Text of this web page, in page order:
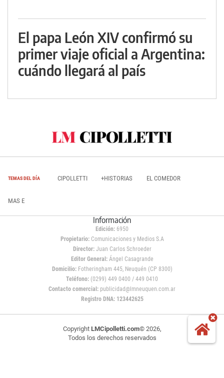
El papa León XIV confirmó su
primer viaje oficial a Argentina:
cuándo llegará al país
TEMAS DEL DÍA CIPOLLETTI +HISTORIAS EL COMEDOR
MAS E
Información
Edición: 6950
Propietario:Comunicaciones y Medios S.A
Director: Juan Carlos Schroeder
Editor General:Ángel Casagrande
Domicilio:Fotheringham 445, Neuquén (CP 8300)
Teléfono: (0299) 449 0400 / 449 0410
Contacto comercial: publicidad@lmneuquen.com.ar
Registro DNA: 123442625
Copyright LMCipolletti.com© 2026,
Todos los derechos reservados